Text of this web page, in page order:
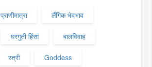
प्राणीमात्रा लैंगिक भेदभाव
घरगुती हिंसा बालविवाह
स्त्री Goddess